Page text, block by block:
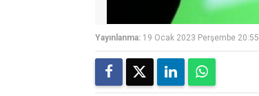
Yayınlanma: 19 Ocak 2023 Perşembe 20:55